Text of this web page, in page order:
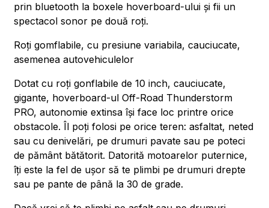
prin bluetooth la boxele hoverboard-ului și fii un
spectacol sonor pe două roți.
Roți gomflabile, cu presiune variabila, cauciucate,
asemenea autovehiculelor
Dotat cu roți gonflabile de 10 inch, cauciucate,
gigante, hoverboard-ul Off-Road Thunderstorm
PRO, autonomie extinsa își face loc printre orice
obstacole. Îl poți folosi pe orice teren: asfaltat, neted
sau cu denivelări, pe drumuri pavate sau pe poteci
de pământ bătătorit. Datorită motoarelor puternice,
îți este la fel de ușor să te plimbi pe drumuri drepte
sau pe pante de până la 30 de grade.